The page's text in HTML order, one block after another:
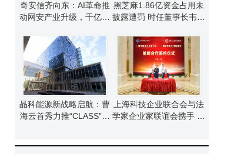
奇安信齐向东：AI革命推
动网安产业升级，千亿级
黑芝麻1.86亿资金占用未
披露遭罚 时任董事长韦清
晶科能源新战略启航：曹
海云首秀力推“CLASS”模
上海科技企业联合会与法
学家企业家联谊会携手 共